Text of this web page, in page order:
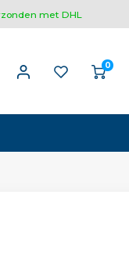
met DHL
0